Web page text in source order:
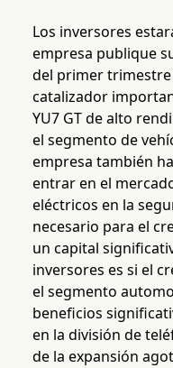
Los inversores
empresa publique
del primer trimestre
catalizador
YU7 GT de alto
el segmento de
empresa también
entrar en el
eléctricos en la
necesario para el
un capital
inversores es si el
el segmento
beneficios
en la división de
de la expansión